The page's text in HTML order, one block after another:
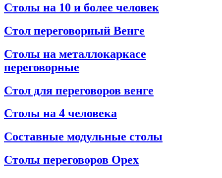
Столы на 10 и более человек
Стол переговорный Венге
Столы на металлокаркасе
переговорные
Стол для переговоров венге
Столы на 4 человека
Составные модульные столы
Столы переговоров Орех